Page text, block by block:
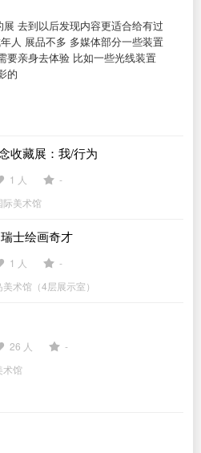
去到以后发现内容更适合给有过
人 展品不多 多媒体部分一些装置
要亲身去体验 比如一些光线装置
的
收藏展：我/行为
1 人
-
际美术馆
士绘画奇才
1 人
-
术馆（4层展示室）
26 人
-
术馆